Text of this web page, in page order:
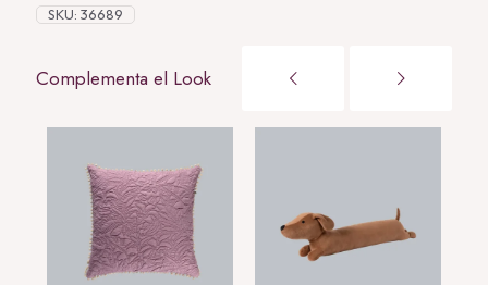
SKU: 36689
Complementa el Look